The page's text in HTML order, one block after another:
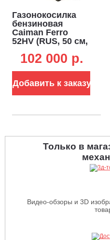
Газонокосилка
бензиновая
Caiman Ferro
52HV (RUS, 50 см,
166 см3, сталь, 4
в 1, вариатор, 60
102 000 p.
Добавить к заказу
Только в
Видео-обзоры и 3D